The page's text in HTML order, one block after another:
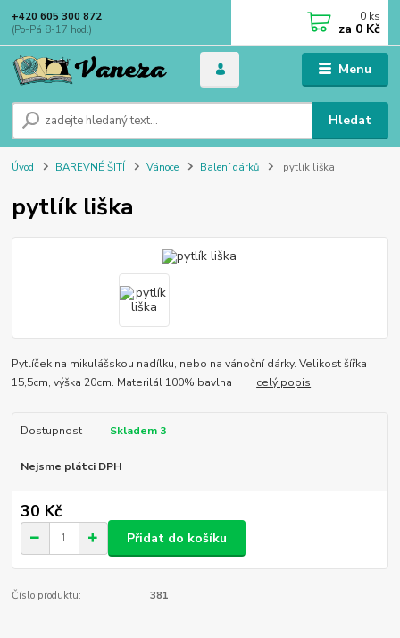
Menu
Hledat
+420 605 300 872
(Po-Pá 8-17 hod.)
0 ks
za 0 Kč
Úvod BAREVNÉ ŠITÍ Vánoce Balení dárků pytlík liška
pytlík liška
Pytlíček na mikulášskou nadílku, nebo na vánoční dárky. Velikost šířka
15,5cm, výška 20cm. Materilál 100% bavlna celý popis
Dostupnost Skladem 3
Nejsme plátci DPH
30 Kč
Přidat do košíku
Číslo produktu: 381